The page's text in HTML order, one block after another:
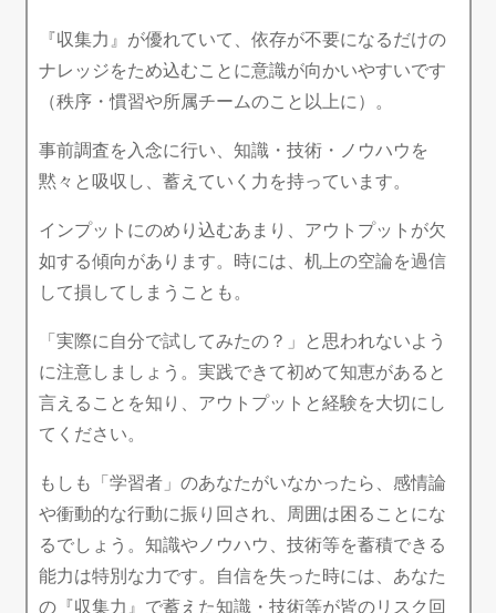
『収集力』が優れていて、依存が不要になるだけの
ナレッジをため込むことに意識が向かいやすいです
（秩序・慣習や所属チームのこと以上に）。
事前調査を入念に行い、知識・技術・ノウハウを
黙々と吸収し、蓄えていく力を持っています。
インプットにのめり込むあまり、アウトプットが欠
如する傾向があります。時には、机上の空論を過信
して損してしまうことも。
「実際に自分で試してみたの？」と思われないよう
に注意しましょう。実践できて初めて知恵があると
言えることを知り、アウトプットと経験を大切にし
てください。
もしも「学習者」のあなたがいなかったら、感情論
や衝動的な行動に振り回され、周囲は困ることにな
るでしょう。知識やノウハウ、技術等を蓄積できる
能力は特別な力です。自信を失った時には、あなた
の『収集力』で蓄えた知識・技術等が皆のリスク回